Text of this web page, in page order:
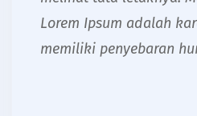
Lorem Ipsum adalah
memiliki penyebaran